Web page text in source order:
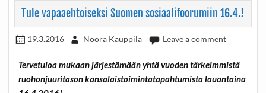
Tule vapaaehtoiseksi Suomen sosiaalifoorumiin 16.4.!
19.3.2016 Noora Kauppila Leave a comment
Tervetuloa mukaan järjestämään yhtä vuoden tärkeimmistä
ruohonjuuritason kansalaistoimintatapahtumista lauantaina